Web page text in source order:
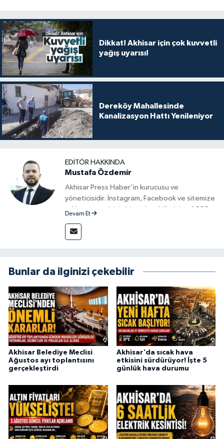
Dikkat! Akhisar için çok kuvvetli
yağış uyarısı!
Dereköy Mahallesinde
Kanalizasyon Hattı Yenileniyor
EDITÖR HAKKINDA
Mustafa Özdemir
Akhisar Press Haber'in kurucusu ve
yöneticisidir. İnstagram, Facebook ve sitemize
reklam vermek için bize ulaşabilirsiniz - 0555
Devam Et
Bunlar da ilginizi çekebilir
Akhisar Belediye Meclisi
Ağustos ayı toplantısını
gerçekleştirdi
Akhisar'da sıcak hava
etkisini sürdürüyor! İşte 5
günlük hava durumu